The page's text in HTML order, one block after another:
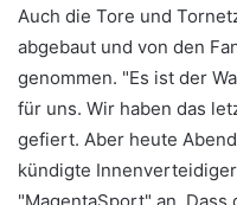
Auch die Tore und
abgebaut und von den
genommen. "Es ist der
für uns. Wir haben das
gefiert. Aber heute
kündigte